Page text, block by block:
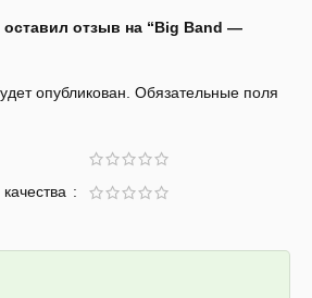
оставил отзыв на “Big Band —
опубликован. Обязательные поля